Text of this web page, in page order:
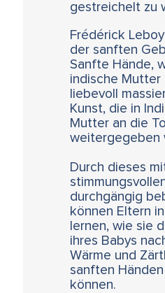
gestreichelt zu
Frédérick
der sanften
Sanfte Hände,
indische Mutter
liebevoll
Kunst, die in
Mutter an die
weitergegeben
Durch dieses
durchgängig
können Eltern
lernen, wie sie
ihres Babys
Wärme und
sanften
können.